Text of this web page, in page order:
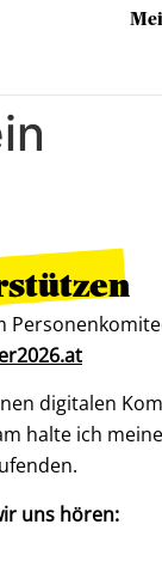
digitalen
halte ich
uns hören: